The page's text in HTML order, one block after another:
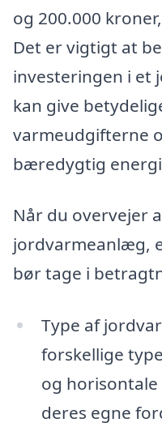
og 200.000
Det er vigtigt at
investeringen i et
kan give
varmeudgifterne
bæredygtig
Når du overvejer
jordvarmeanlæg,
bør tage i
Type af
forskellige
og
deres egne